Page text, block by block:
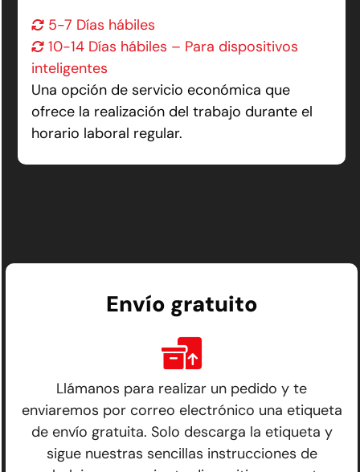
5-7 Días hábiles
10-14 Días hábiles – Para dispositivos
inteligentes
Una opción de servicio económica que
ofrece la realización del trabajo durante el
horario laboral regular.
Envío gratuito
Llámanos para realizar un pedido y te
enviaremos por correo electrónico una etiqueta
de envío gratuita. Solo descarga la etiqueta y
sigue nuestras sencillas instrucciones de